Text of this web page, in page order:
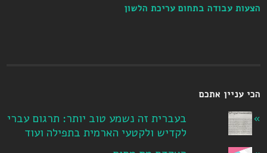
הצעות עבודה בתחום עריכת הלשון
הכי עניין אתכם
בעברית זה נשמע טוב יותר: תרגום עברי
לקדיש ולקטעי הארמית בתפילה ועוד